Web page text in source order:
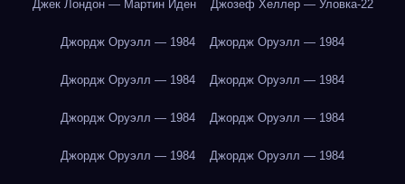
Джек Лондон — Мартин Иден Джозеф Хеллер — Уловка-22
Джордж Оруэлл — 1984 Джордж Оруэлл — 1984
Джордж Оруэлл — 1984 Джордж Оруэлл — 1984
Джордж Оруэлл — 1984 Джордж Оруэлл — 1984
Джордж Оруэлл — 1984 Джордж Оруэлл — 1984